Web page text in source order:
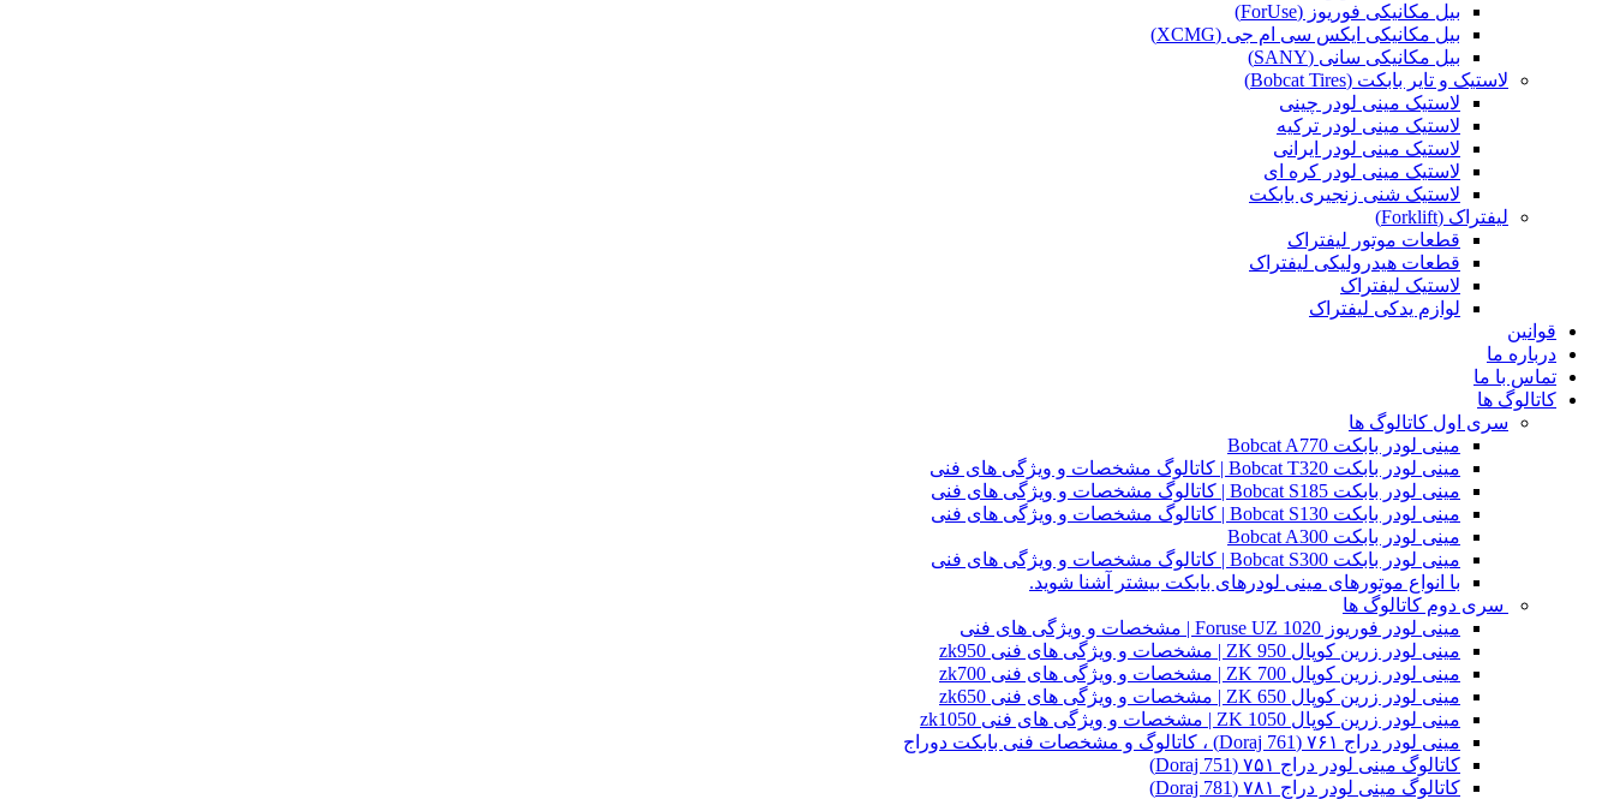
بیل مکانیکی فوریوز (ForUse)
بیل مکانیکی ایکس سی ام جی (XCMG)
بیل مکانیکی سانی (SANY)
لاستیک و تایر بابکت (Bobcat Tires)
لاستیک مینی لودر چینی
لاستیک مینی لودر ترکیه
لاستیک مینی لودر ایرانی
لاستیک مینی لودر کره ای
لاستیک شنی زنجیری بابکت
لیفتراک (Forklift)
قطعات موتور لیفتراک
قطعات هیدرولیکی لیفتراک
لاستیک لیفتراک
لوازم یدکی لیفتراک
قوانین
درباره ما
تماس با ما
کاتالوگ ها
سری اول کاتالوگ ها
مینی لودر بابکت Bobcat A770
مینی لودر بابکت Bobcat T320 | کاتالوگ مشخصات و ویژگی های فنی
مینی لودر بابکت Bobcat S185 | کاتالوگ مشخصات و ویژگی های فنی
مینی لودر بابکت Bobcat S130 | کاتالوگ مشخصات و ویژگی های فنی
مینی لودر بابکت Bobcat A300
مینی لودر بابکت Bobcat S300 | کاتالوگ مشخصات و ویژگی های فنی
با انواع موتورهای مینی لودرهای بابکت بیشتر آشنا شوید.
سری دوم کاتالوگ ها
مینی لودر فوریوز Foruse UZ 1020 | مشخصات و ویژگی های فنی
مینی لودر زرین کوپال ZK 950 | مشخصات و ویژگی های فنی zk950
مینی لودر زرین کوپال ZK 700 | مشخصات و ویژگی های فنی zk700
مینی لودر زرین کوپال ZK 650 | مشخصات و ویژگی های فنی zk650
مینی لودر زرین کوپال ZK 1050 | مشخصات و ویژگی های فنی zk1050
مینی لودر دراج ۷۶۱ (Doraj 761) ، کاتالوگ و مشخصات فنی بابکت دوراج
کاتالوگ مینی لودر دراج ۷۵۱ (Doraj 751)
کاتالوگ مینی لودر دراج ۷۸۱ (Doraj 781)